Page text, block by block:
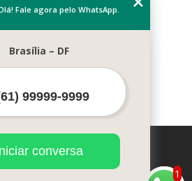
Home
Serviços
Contato
Mais Serviços
à proteção de direitos autorais.
19/02/1998)
1
Fale agora pelo WhatsApp.
Brasília – DF
conversa